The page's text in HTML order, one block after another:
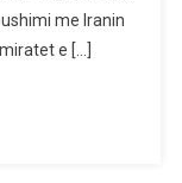
Mund
Të
me Iranin
e […]